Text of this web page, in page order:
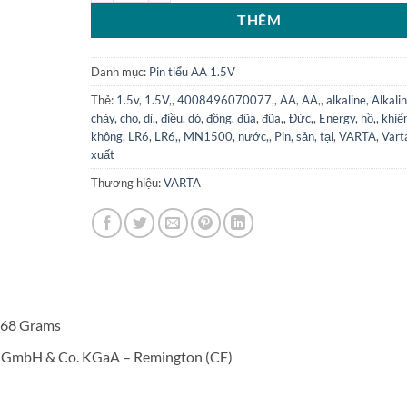
THÊM
Danh mục: Pin tiểu AA 1.5V
Thẻ: 1.5v, 1.5V,,4008496070077,,AA,AA,,alkaline,
chảy,cho,dỉ,,điều,dò,đồng,đũa,đũa,,Đức,, Energy, hồ,,
không, LR6, LR6,, MN1500, nước,, Pin,sản,tại,VARTA,
xuất
Thương hiệu:VARTA
22.68 Grams
& Co. KGaA – Remington (CE)